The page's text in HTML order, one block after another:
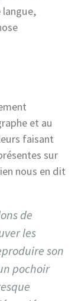
et au
faisant
sur
nous en dit
de
les
son
pochoir